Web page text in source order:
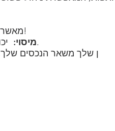
קל יותר למכור מניות SCI מאשר להסכים למכור בניין!
מיסוי:יכול להיות יתרון במיוחד להעביר ליורשיו מניות ולא בניין.